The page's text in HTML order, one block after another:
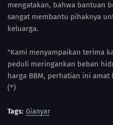
mengatakan, bahwa bantuan
sangat membantu pihaknya
keluarga.
"Kami menyampaikan terima
peduli meringankan beban
harga BBM, perhatian ini
(*)
Tags: Gianyar